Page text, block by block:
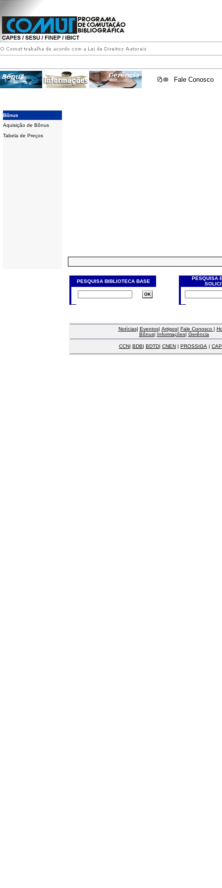
Fale Conosco
Bônus
Aquisição de Bônus
Tabela de Preços
PESQUISA BIBLIOTECA BASE
PESQUISA
Notícias| Eventos| Artigos| Fale Conosco |
Bônus| Informações| Gerência
CCN| BDB| BDTD| CNEN | PROSSIGA |